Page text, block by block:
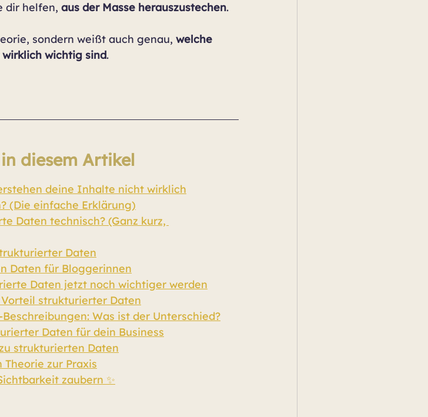
dir helfen, aus der Masse herauszustechen.
sondern weißt auch genau, welche
wichtig sind.
diesem Artikel
deine Inhalte nicht wirklich
(Die einfache Erklärung)
Daten technisch? (Ganz kurz,
Daten
Daten für Bloggerinnen
Daten jetzt noch wichtiger werden
strukturierter Daten
Was ist der Unterschied?
Daten für dein Business
strukturierten Daten
zur Praxis
zaubern ✨